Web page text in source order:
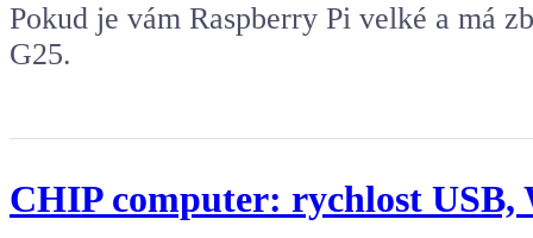
Pokud je vám Raspberry Pi velké a má
G25.
CHIP computer: rychlost